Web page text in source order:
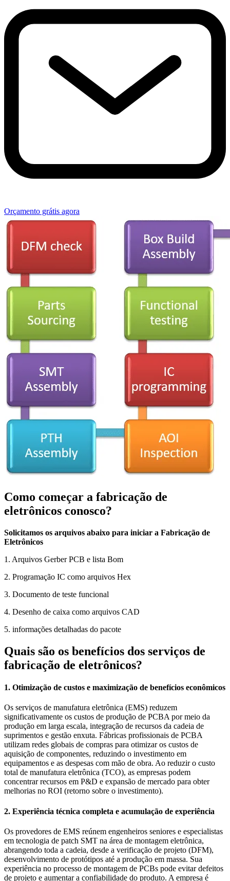
Orçamento grátis agora
Como começar a fabricação de
eletrônicos conosco?
Solicitamos os arquivos abaixo para iniciar a Fabricação de
Eletrônicos
1. Arquivos Gerber PCB e lista Bom
2. Programação IC como arquivos Hex
3. Documento de teste funcional
4. Desenho de caixa como arquivos CAD
5. informações detalhadas do pacote
Quais são os benefícios dos serviços de
fabricação de eletrônicos?
1. Otimização de custos e maximização de benefícios econômicos
Os serviços de manufatura eletrônica (EMS) reduzem
significativamente os custos de produção de PCBA por meio da
produção em larga escala, integração de recursos da cadeia de
suprimentos e gestão enxuta. Fábricas profissionais de PCBA
utilizam redes globais de compras para otimizar os custos de
aquisição de componentes, reduzindo o investimento em
equipamentos e as despesas com mão de obra. Ao reduzir o custo
total de manufatura eletrônica (TCO), as empresas podem
concentrar recursos em P&D e expansão de mercado para obter
melhorias no ROI (retorno sobre o investimento).
2. Experiência técnica completa e acumulação de experiência
Os provedores de EMS reúnem engenheiros seniores e especialistas
em tecnologia de patch SMT na área de montagem eletrônica,
abrangendo toda a cadeia, desde a verificação de projeto (DFM),
desenvolvimento de protótipos até a produção em massa. Sua
experiência no processo de montagem de PCBs pode evitar defeitos
de projeto e aumentar a confiabilidade do produto. A empresa é